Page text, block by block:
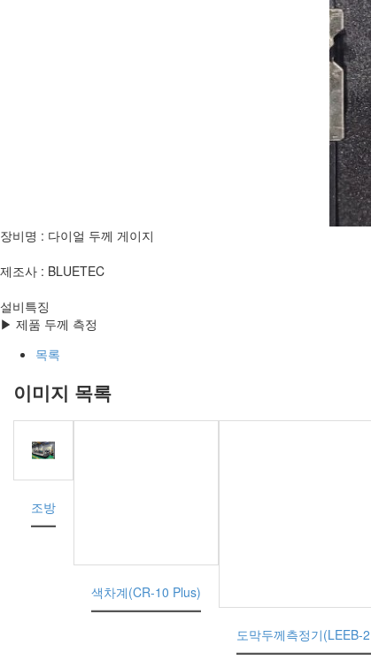
장비명 : 다이얼 두께 게이지
제조사 : BLUETEC
설비특징
▶ 제품 두께 측정
목록
이미지 목록
조방
색차계(CR-10 Plus)
도막두께측정기(LEEB-